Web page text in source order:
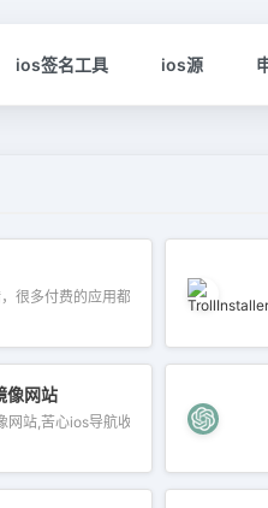
ios签名工具 ios源
最新、最全的 iOS 资源与实用技
很多付费的应用都免...
像网站
站,苦心ios导航收藏，...